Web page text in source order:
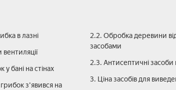
в лазні
бані на стінах
з'явився на
2.2. Обробка деревини
засобами
2.3. Антисептичні засоби
3. Ціна засобів для